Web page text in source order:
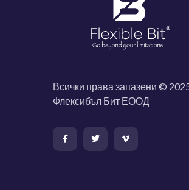
Всички права запазени ©
Флексибъл Бит ЕООД